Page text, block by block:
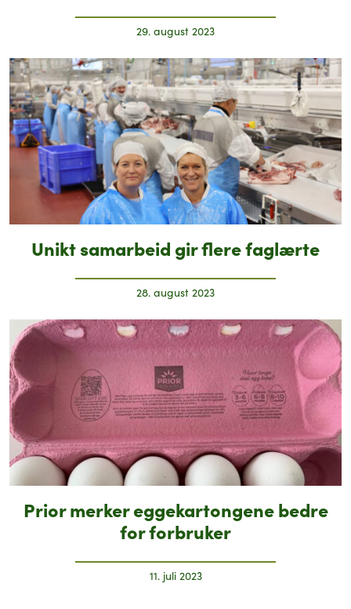
29. august 2023
Unikt samarbeid gir flere faglærte
28. august 2023
Prior merker eggekartongene bedre
for forbruker
11. juli 2023